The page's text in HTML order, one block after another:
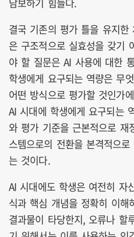
결국 기존의 평가 틀을 유지
은 구조적으로 실효성을 갖기
야 할 질문은 AI 사용에 대한
학생에게 요구되는 역량은 무
어떤 방식으로 평가할 것인가
AI 시대에 학생에게 요구되는
와 평가 기준을 근본적으로 재
스템으로의 전환을 본격적으
는 것이다.
AI 시대에도 학생은 여전히 자
식과 핵심 개념을 정확히 이해
결과물이 타당한지, 오류나 할